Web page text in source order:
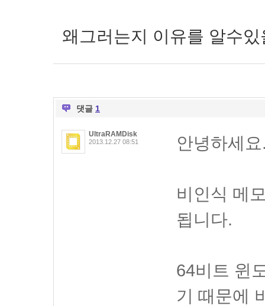
왜그러는지 이유를 알수
댓글 1
UltraRAMDisk
2013.12.27 08:51 안녕하세
비인식 메
됩니다.
64비트 윈
기 때문에